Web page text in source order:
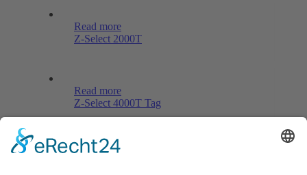
Read more
Z-Select 2000T
Read more
Z-Select 4000T Tag